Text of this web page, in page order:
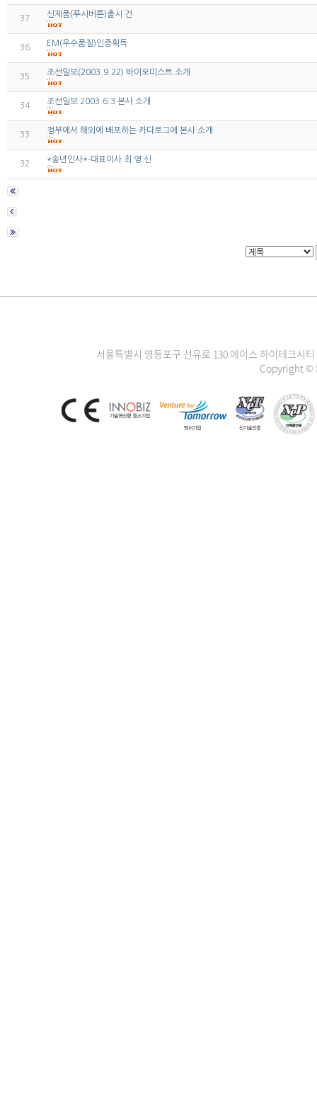
37 신제품(푸시버튼)출시 건
36 EM(우수품질)인증획득
35 조선일보(2003.9.22) 바이오미스트 소개
34 조선일보 2003.6.3 본사 소개
33 정부에서 해외에 배포하는 카다로그에 본사 소개
32 *송년인사*-대표이사 최 영 신
서울특별시 영등포구 선유로 130 에이스 하이테크시
Copyright ©